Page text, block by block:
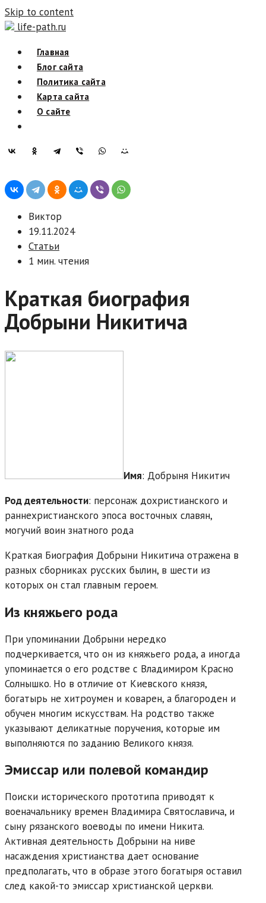
Skip to content
life-path.ru
Главная
Блог сайта
Политика сайта
Карта сайта
О сайте
Виктор
19.11.2024
Статьи
1 мин. чтения
Краткая биография
Добрыни Никитича
Имя: Добрыня Никитич
Род деятельности: персонаж дохристианского и
раннехристианского эпоса восточных славян,
могучий воин знатного рода
Краткая Биография Добрыни Никитича отражена в
разных сборниках русских былин, в шести из
которых он стал главным героем.
Из княжьего рода
При упоминании Добрыни нередко
подчеркивается, что он из княжьего рода, а иногда
упоминается о его родстве с Владимиром Красно
Солнышко. Но в отличие от Киевского князя,
богатырь не хитроумен и коварен, а благороден и
обучен многим искусствам. На родство также
указывают деликатные поручения, которые им
выполняются по заданию Великого князя.
Эмиссар или полевой командир
Поиски исторического прототипа приводят к
военачальнику времен Владимира Святославича, и
сыну рязанского воеводы по имени Никита.
Активная деятельность Добрыни на ниве
насаждения христианства дает основание
предполагать, что в образе этого богатыря оставил
след какой-то эмиссар христианской церкви.